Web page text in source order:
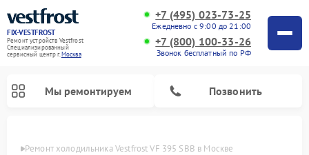
FIX-VESTFROST
Ремонт устройств Vestfrost
Специализированный
cервисный центр г.Москва
+7 (495) 023-73-25
Ежедневно с 9:00 до 21:00
+7 (800) 100-33-26
Звонок бесплатный по РФ
Мы ремонтируем Позвонить
Ремонт холодильника Vestfrost VF 395 SBB в Москве